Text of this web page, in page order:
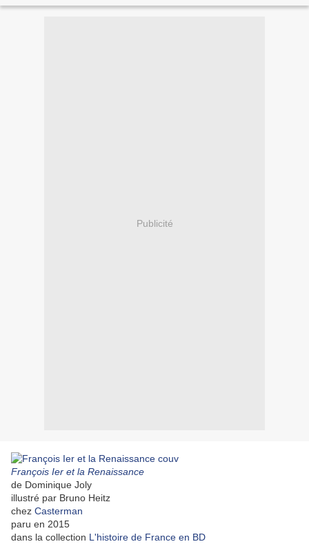
Publicité
François Ier et la Renaissance
de Dominique Joly
illustré par Bruno Heitz
chez Casterman
paru en 2015
dans la collection L'histoire de France en BD